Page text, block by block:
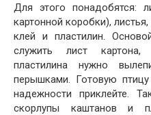
Для этого понадобятся:
картонной коробки),
клей и пластилин.
служить лист
пластилина нужно
перышками. Готовую
надежности приклейте.
скорлупы каштанов и